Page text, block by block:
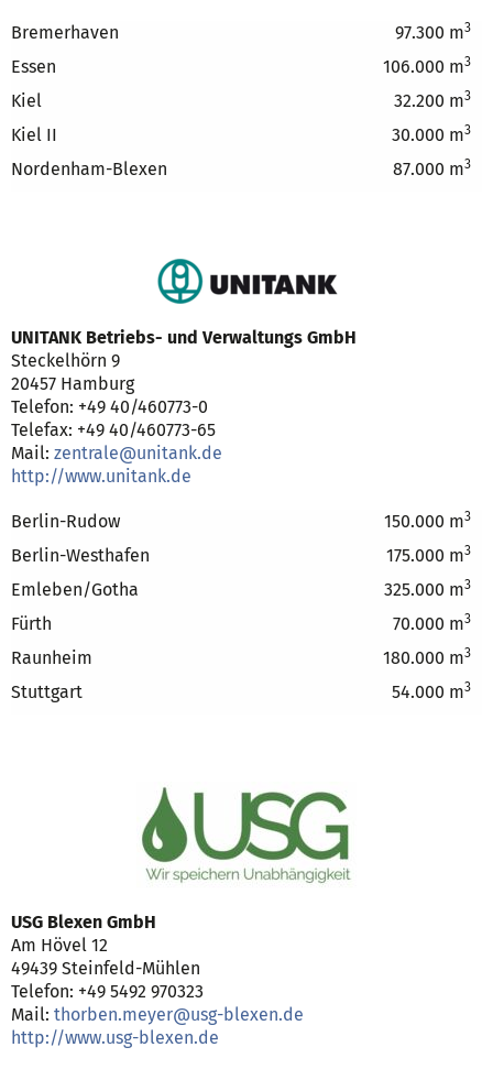
Bremerhaven 97.300 m3
Essen 106.000 m3
Kiel 32.200 m3
Kiel II 30.000 m3
Nordenham-Blexen 87.000 m3
UNITANK Betriebs- und Verwaltungs GmbH
Steckelhörn 9
20457 Hamburg
Telefon: +49 40/460773-0
Telefax: +49 40/460773-65
Mail: zentrale@unitank.de
http://www.unitank.de
Berlin-Rudow 150.000 m3
Berlin-Westhafen 175.000 m3
Emleben/Gotha 325.000 m3
Fürth 70.000 m3
Raunheim 180.000 m3
Stuttgart 54.000 m3
USG Blexen GmbH
Am Hövel 12
49439 Steinfeld-Mühlen
Telefon: +49 5492 970323
Mail: thorben.meyer@usg-blexen.de
http://www.usg-blexen.de